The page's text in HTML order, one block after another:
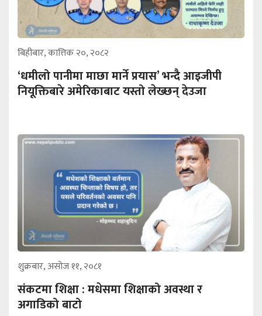
बिहीबार, कात्तिक २०, २०८२
‘धमीलो पानीमा माछा मार्ने प्रयास’ भन्दै आइजीपी
नियूक्तिबारे अमेरिकाबाट यस्तो लेख्छन् देउजा
शुक्रबार, असोज ११, २०८१
संकटमा शिक्षा : मधेसमा शिक्षाको अवस्था र
अगाडिको बाटो